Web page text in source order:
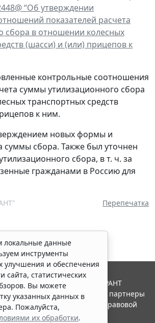
“Об утверждении
показателей расчета
сбора в отношении колесных
(шасси) и (или) прицепов к
контрольные соотношения
суммы утилизационного сбора
транспортных средств
к ним.
новых формы и
суммы сбора. Также был уточнен
сбора, в т. ч. за
гражданами в Россию для
Перепечатка
данные
инструменты
улучшения и обеспечения
сайта, статистических
Вы можете
указанных данных в
Пожалуйста,
их обработки.
СЕРВИС", 2026. Система ГАРАНТ
года. Компания "Гарант" и ее партнеры
Российской ассоциации правовой